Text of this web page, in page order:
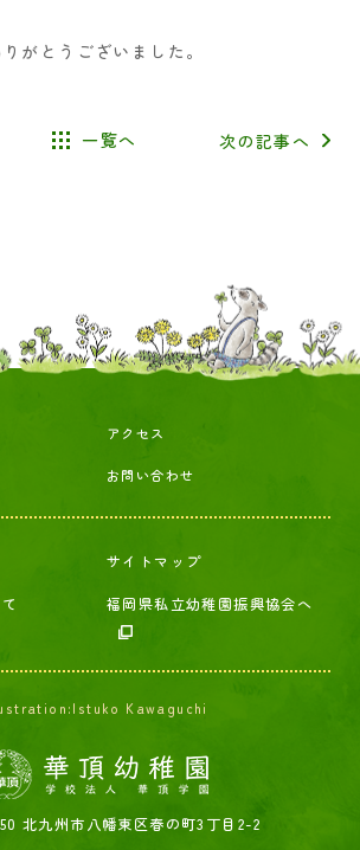
りがとうございました。
次の記事へ
一覧へ
北九州市八幡東区春の町3丁目2-2
アクセス
お問い合わせ
Kawaguchi
サイトマップ
福岡県私立幼稚園振興協会へ